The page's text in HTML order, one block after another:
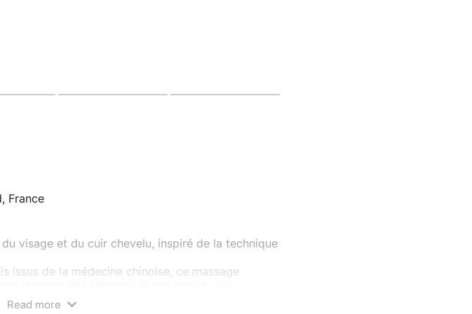
France
visage et du cuir chevelu, inspiré de la technique
issus de la médecine chinoise, ce massage
Read more